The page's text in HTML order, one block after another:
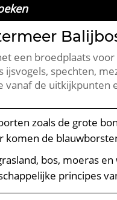
een broedplaats
spechten,
de uitkijkpunten
zoals de grote
de
bos, moeras
principes